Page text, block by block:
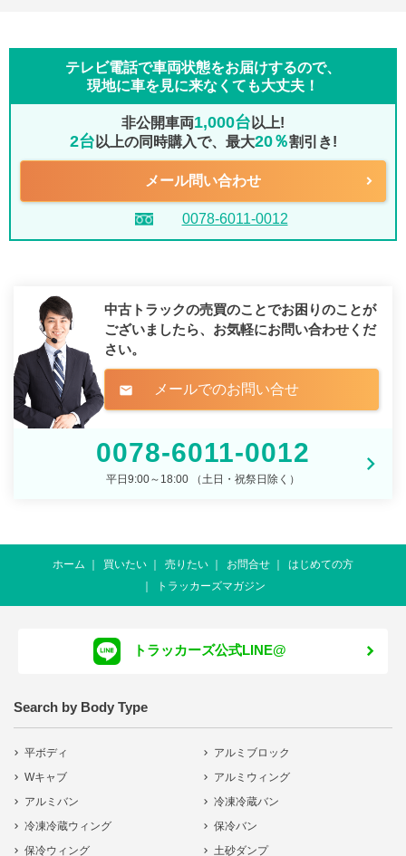
テレビ電話で車両状態をお届けするので、
現地に車を見に来なくても大丈夫！
非公開車両1,000台以上!
2台以上の同時購入で、最大20％割引き!
メール問い合わせ
0078-6011-0012
中古トラックの売買のことでお困りのことが
ございましたら、 お気軽にお問い合わせくだ
さい。
mail メールでのお問い合せ
0078-6011-0012
平日9:00～18:00 （土日・祝祭日除く）
ホーム 買いたい 売りたい お問合せ
はじめての方
トラッカーズマガジン
トラッカーズ公式LINE@
Search by Body Type
平ボディ
アルミブロック
Wキャブ
アルミウィング
アルミバン
冷凍冷蔵バン
冷凍冷蔵ウィング
保冷バン
保冷ウィング
土砂ダンプ